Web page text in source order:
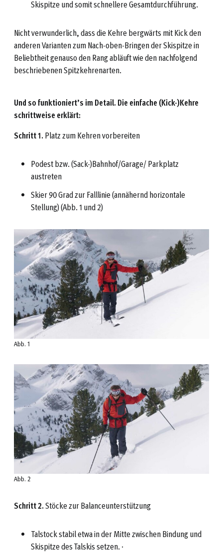
Skispitze und somit schnellere Gesamtdurchführung.
Nicht verwunderlich, dass die Kehre bergwärts mit Kick den
anderen Varianten zum Nach-oben-Bringen der Skispitze in
Beliebtheit genauso den Rang abläuft wie den nachfolgend
beschriebenen Spitzkehrenarten.
Und so funktioniert’s im Detail. Die einfache (Kick-)Kehre
schrittweise erklärt:
Schritt 1. Platz zum Kehren vorbereiten
Podest bzw. (Sack-)Bahnhof/Garage/ Parkplatz
austreten
Skier 90 Grad zur Falllinie (annähernd horizontale
Stellung) (Abb. 1 und 2)
Abb. 1
Abb. 2
Schritt 2.Stöcke zur Balanceunterstützung
Talstock stabil etwa in der Mitte zwischen Bindung und
Skispitze des Talskis setzen. ·